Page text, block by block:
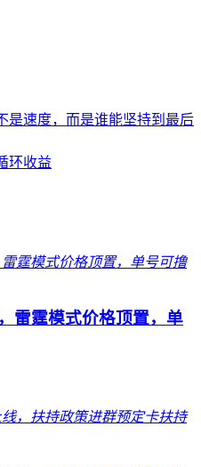
是速度，而是谁能坚持到最后
环收益
雷霆模式价格顶置，单